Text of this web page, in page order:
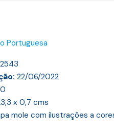
Portuguesa
22/06/2022
x 0,7 cms
mole com ilustrações a